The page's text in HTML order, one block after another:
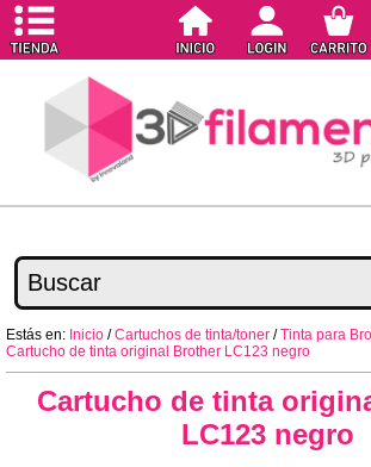
Estás en: Inicio /Cartuchos de tinta/toner /Tinta para
Cartucho de tinta original Brother LC123 negro
Cartucho de tinta
LC123 negro